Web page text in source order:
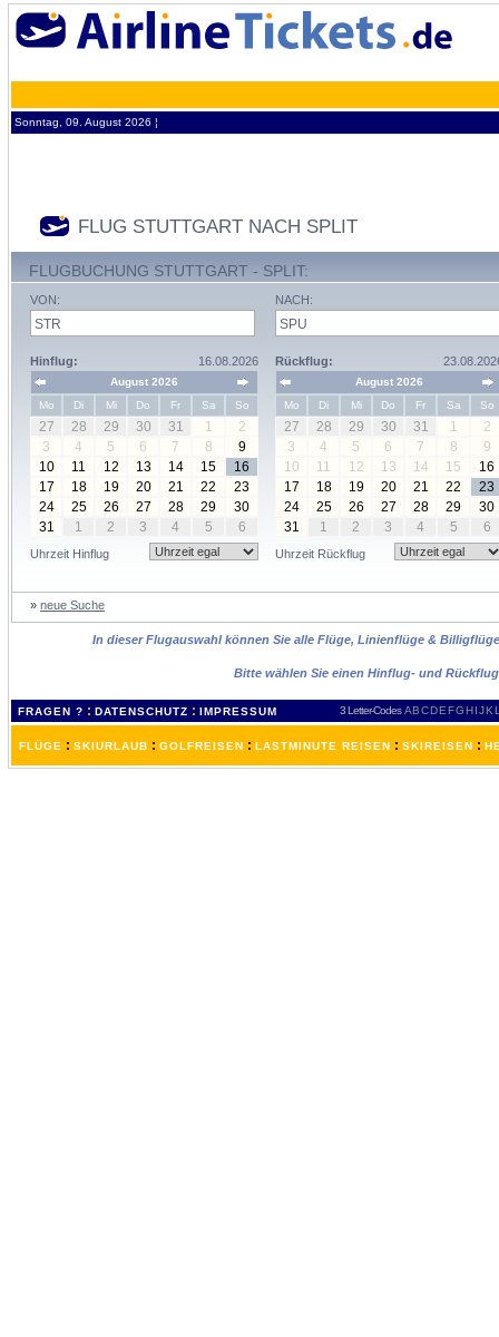
Sonntag, 09. August 2026 ¦
FLUG STUTTGART NACH SPLIT
FLUGBUCHUNG STUTTGART - SPLIT:
VON:
Hinflug: 16.08.2026
August 2026
Mo
Di Mi Do Fr Sa So
27 28 29 30 31 1
2
3
4 5 6 7 8
9
10
11 12 13 14 15
16
17
18 19 20 21 22
23
24
25 26 27 28 29
30
31
1 2 3 4 5 6
Uhrzeit Hinflug
NACH:
Rückflug:
August 2026
Mo
Di Mi Do Fr Sa So
27 28 29 30 31 1
2
3
4 5 6 7 8
9
10
11 12 13 14 15
16
17
18 19 20 21 22
23
24
25 26 27 28 29
30
31
1 2 3 4 5 6
Uhrzeit Rückflug
» neue Suche
In dieser Flugauswahl können Sie alle Flüge, Linienflüge &
Bitte wählen Sie einen Hinflug- und
FRAGEN ? : DATENSCHUTZ : IMPRESSUM 3 Letter-Codes ABCDEFGH IJKL
FLÜGE : SKIURLAUB : GOLFREISEN : LASTMINUTE REISEN : SKIREISEN :